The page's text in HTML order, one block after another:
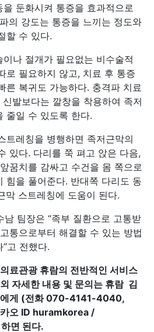
둔화시켜 통증을 효과적으로
의 강도는 통증을 느끼는 정도와
할 수 있다.
나 절개가 필요없는 비수술적
로 필요하지 않고, 치료 후 통증
른 복귀도 가능하다. 충격파 치료
발보다는 깔창을 착용하여 족저
줄일 수 있도록 한다.
트레칭을 병행하면 족저근막의
있다. 다리를 쭉 펴고 앉은 다음,
꿈치를 감싸고 수건을 몸 쪽으로
힘을 풀어준다. 반대쪽 다리도 동
막 스트레칭에 도움이 된다.
팀장은 “족부 질환으로 고통받
통으로부터 해결할 수 있는 방법
고 전했다.
료관광 휴람의 전반적인 서비스
자세한 내용 및 문의는 휴람 김
에게 (전화 070-4141-4040,
오 ID huramkorea /
면 된다.